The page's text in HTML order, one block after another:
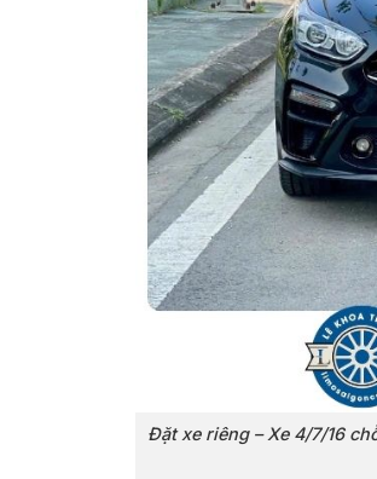
Đặt xe riêng – Xe 4/7/16